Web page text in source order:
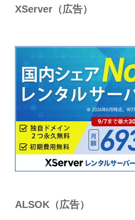
XServer（広告）
ALSОK（広告）